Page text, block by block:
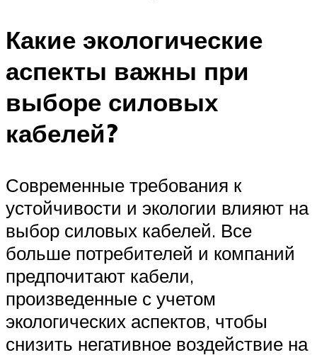
Какие экологические
аспекты важны при
выборе силовых
кабелей?
Современные требования к
устойчивости и экологии влияют на
выбор силовых кабелей. Все
больше потребителей и компаний
предпочитают кабели,
произведенные с учетом
экологических аспектов, чтобы
снизить негативное воздействие на